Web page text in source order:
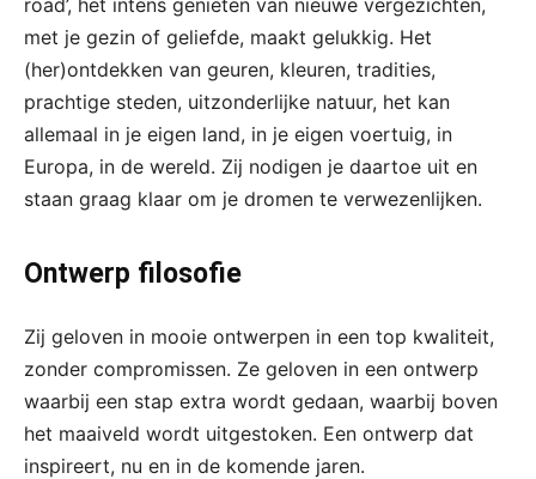
road’, het intens genieten van nieuwe vergezichten,
met je gezin of geliefde, maakt gelukkig. Het
(her)ontdekken van geuren, kleuren, tradities,
prachtige steden, uitzonderlijke natuur, het kan
allemaal in je eigen land, in je eigen voertuig, in
Europa, in de wereld. Zij nodigen je daartoe uit en
staan graag klaar om je dromen te verwezenlijken.
Ontwerp filosofie
Zij geloven in mooie ontwerpen in een top kwaliteit,
zonder compromissen. Ze geloven in een ontwerp
waarbij een stap extra wordt gedaan, waarbij boven
het maaiveld wordt uitgestoken. Een ontwerp dat
inspireert, nu en in de komende jaren.